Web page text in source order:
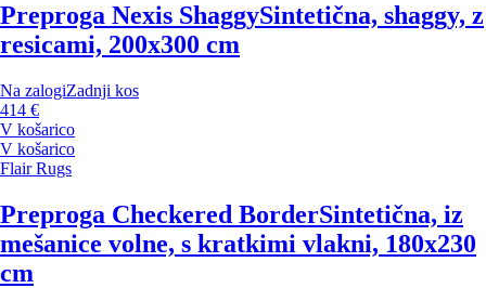
Preproga Nexis ShaggySintetična, shaggy, z
resicami, 200x300 cm
Na zalogiZadnji kos
414 €
V košarico
V košarico
Flair Rugs
Preproga Checkered BorderSintetična, iz
mešanice volne, s kratkimi vlakni, 180x230
cm